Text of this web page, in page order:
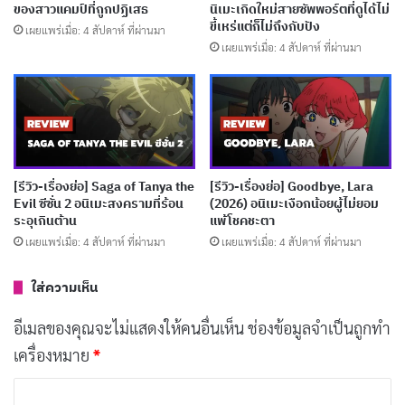
ละครแต่ละคนทีละชั้น ผ่านบทสนทนา ความเงียบ และการ
ปะทะทางอารมณ์ที่ทำให้เห็นว่าการตั้งวงดนตรีไม่ใช่เรื่อง
ของโน้ตเพลง แต่เป็นเรื่องของหัวใจที่แตกสลายและรอการ
ฟื้นฟู
สิ่งที่ทำให้ YUME∞MITA แตกต่างจากอนิเมะแนวดนตรี
ทั่วไปคือการนำเสนอผ่านเลนส์ของวัฒนธรรม Vtuber และ
โลกดิจิทัลที่ไม่ได้เป็นเพียงฉากหลัง แต่เป็นแก่นสารของ
เรื่อง ตัวละครแต่ละคนแสดงผ่านอวาตาร์ที่สะท้อน
บุคลิกภาพ ความกลัว และความปรารถนาของตัวเอง การ
ชีวิตจริงกลายเป็นคู่ขนานที่อนิเมะเรื่องนี้สำรวจอย่างมีชั้น
เชิง
ของสาวแคมป์ที่ถูกปฏิเสธ
เผยแพร่เมื่อ: 4 สัปดาห์ ที่ผ่านมา
นิเมะเกิดใหม่สายซัพพอร์ตที่ดูได้ไม่
ขี้เหร่แต่ก็ไม่ถึงกับปัง
เผยแพร่เมื่อ: 4 สัปดาห์ ที่ผ่านมา
[รีวิว-เรื่องย่อ] Saga of Tanya the
Evil ซีซั่น 2 อนิเมะสงครามที่ร้อน
ระอุเกินต้าน
เผยแพร่เมื่อ: 4 สัปดาห์ ที่ผ่านมา
[รีวิว-เรื่องย่อ] Goodbye, Lara
(2026) อนิเมะเงือกน้อยผู้ไม่ยอม
แพ้โชคชะตา
เผยแพร่เมื่อ: 4 สัปดาห์ ที่ผ่านมา
ใส่ความเห็น
อีเมลของคุณจะไม่แสดงให้คนอื่นเห็นช่องข้อมูลจำเป็นถูกทำ
เครื่องหมาย *